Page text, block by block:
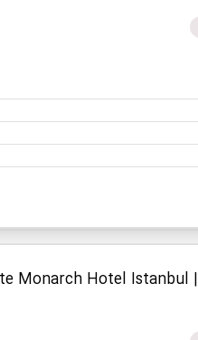
| White Monarch Hotel Istanbul